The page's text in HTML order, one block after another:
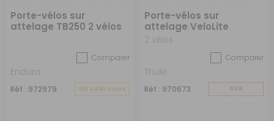
Porte-vélos sur
attelage TB250 2 vélos
Comparer
Enduro
Réf : 972979 EN ARRIVAGE
Porte-vélos sur
attelage VeloLite
2 vélos
Comparer
Thule
Réf : 970673
SUR